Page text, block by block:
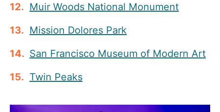
Muir Woods National Monument
Mission Dolores Park
San Francisco Museum of Modern Art
Twin Peaks